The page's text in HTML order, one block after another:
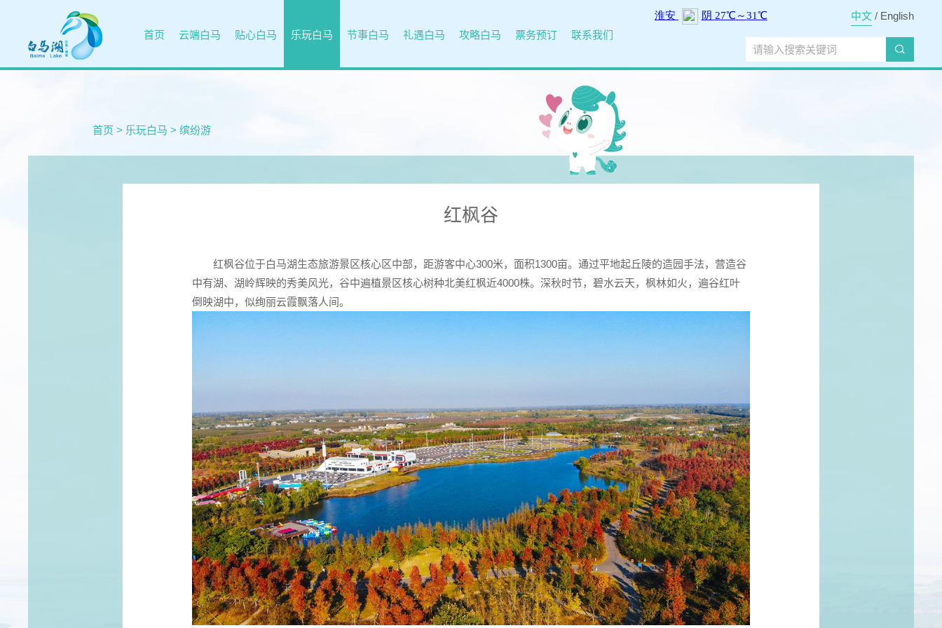
首页 云端白马 贴心白马 乐玩白马 节事白马 礼遇白马 攻略白马 票务预订 联系我们
中文/ English
首页 > 乐玩白马 > 缤纷游
红枫谷
红枫谷位于白马湖生态旅游景区核心区中部，距游客中心300米，面积1300亩。通过平地起丘陵的造园手法，营造谷
中有湖、湖岭辉映的秀美风光，谷中遍植景区核心树种北美红枫近4000株。深秋时节，碧水云天，枫林如火，遍谷红叶
倒映湖中，似绚丽云霞飘落人间。